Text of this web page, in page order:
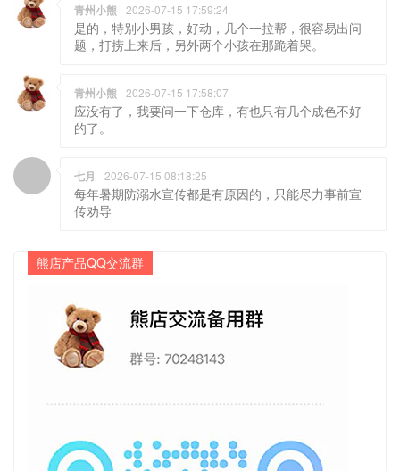
青州小熊 2026-07-15 17:59:24
是的，特别小男孩，好动，几个一拉帮，很容易出问
题，打捞上来后，另外两个小孩在那跪着哭。
青州小熊 2026-07-15 17:58:07
应没有了，我要问一下仓库，有也只有几个成色不好
的了。
七月 2026-07-15 08:18:25
每年暑期防溺水宣传都是有原因的，只能尽力事前宣
传劝导
熊店产品QQ交流群